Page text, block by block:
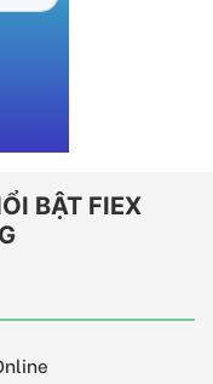
BẬT FIEX